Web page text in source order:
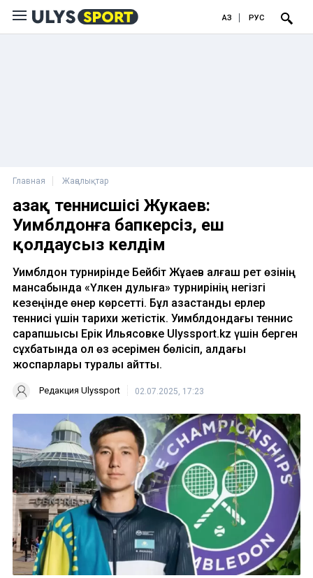
ҚАЗ РУС
Главная Жаңалықтар
Қазақ теннисшісі Жукаев:
Уимблдонға бапкерсіз, еш
қолдаусыз келдім
Уимблдон турнирінде Бейбіт Жұқаев алғаш рет өзінің
мансабында «Үлкен дулыға» турнирінің негізгі
кезеңінде өнер көрсетті. Бұл қазақстандық ерлер
теннисі үшін тарихи жетістік. Уимблдондағы теннис
сарапшысы Ерік Ильясовке Ulyssport.kz үшін берген
сұхбатында ол өз әсерімен бөлісіп, алдағы
жоспарлары туралы айтты.
Редакция Ulyssport 02.07.2025, 17:23